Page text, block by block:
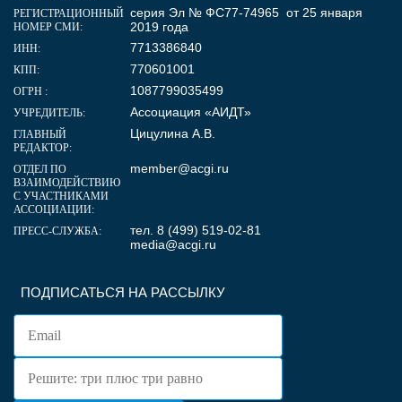
ПОДПИСАТЬСЯ НА РАССЫЛКУ
РЕГИСТРАЦИОННЫЙ
НОМЕР СМИ:
серия Эл № ФС77-74965 от 25 января
2019 года
ИНН: 7713386840
КПП: 770601001
ОГРН : 1087799035499
УЧРЕДИТЕЛЬ: Ассоциация «АИДТ»
ГЛАВНЫЙ
РЕДАКТОР:
Цицулина А.В.
ОТДЕЛ ПО
ВЗАИМОДЕЙСТВИЮ
С УЧАСТНИКАМИ
АССОЦИАЦИИ:
member@acgi.ru
ПРЕСС-СЛУЖБА:
тел. 8 (499) 519-02-81
media@acgi.ru